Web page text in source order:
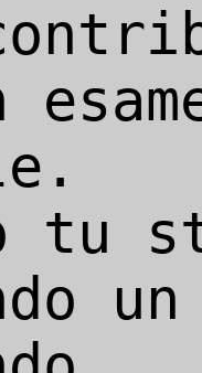
tu